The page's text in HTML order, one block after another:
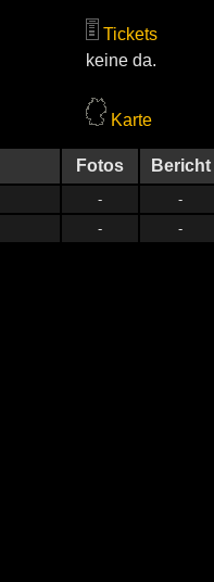
Tickets
keine da.
Karte
Fotos Bericht
- -
- -